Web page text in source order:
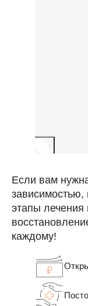
Если вам
этапы лечения
каждому!